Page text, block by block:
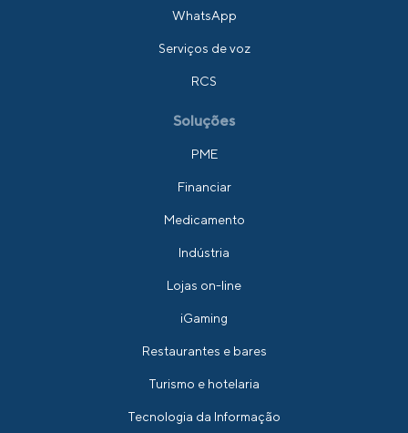
WhatsApp
Serviços de voz
RCS
Soluções
PME
Financiar
Medicamento
Indústria
Lojas on-line
iGaming
Restaurantes e bares
Turismo e hotelaria
Tecnologia da Informação